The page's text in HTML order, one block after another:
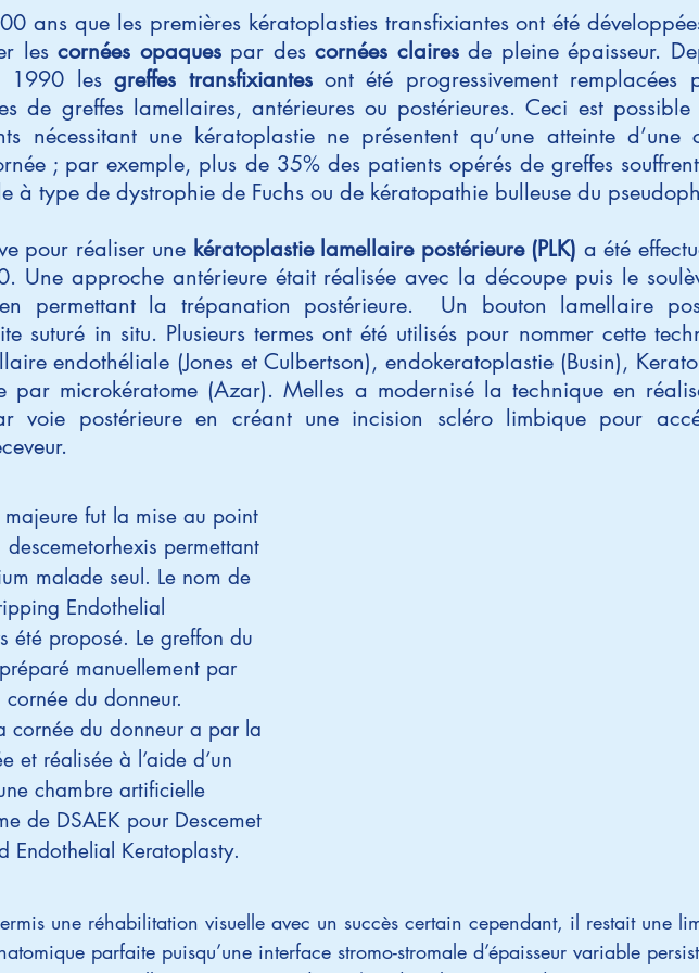
ans que les premières kératoplasties transfixiantes ont été
lescornées opaquespar descornées clairesde pleine épaisseur.
1990 lesgreffes transfixiantesont été progressivement remplacées
de greffes lamellaires, antérieures ou postérieures. Ceci est
nécessitant une kératoplastie ne présentent qu’une atteinte d’une
; par exemple, plus de 35% des patients opérés de greffes
à type de dystrophie de Fuchs ou de kératopathie bulleuse du
pour réaliser une kératoplastie lamellaire postérieure (PLK) a été
Une approche antérieure était réalisée avec la découpe puis le
permettant la trépanation postérieure. Un bouton lamellaire
suturé in situ. Plusieurs termes ont été utilisés pour nommer cette
endothéliale (Jones et Culbertson), endokeratoplastie (Busin),
par microkératome (Azar). Melles a modernisé la technique en
voie postérieure en créant une incision scléro limbique pour
fut la mise au point
permettant
malade seul. Le nom de
Endothelial
été proposé. Le greffon du
manuellement par
du donneur.
cornée du donneur a par la
et réalisée à l’aide d’un
chambre artificielle
de DSAEK pour Descemet
Endothelial Keratoplasty.
une réhabilitation visuelle avec un succès certain cependant, il restait une
parfaite puisqu’une interface stromo-stromale d’épaisseur variable